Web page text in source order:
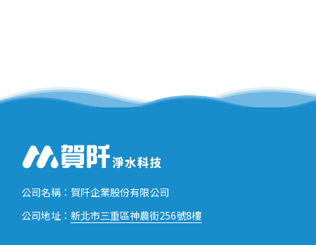
公司名稱：賀阡企業股份有限公司
公司地址： 新北市三重區神農街256號8樓